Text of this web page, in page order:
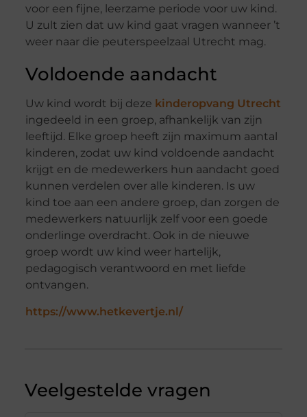
voor een fijne, leerzame periode voor uw kind.
U zult zien dat uw kind gaat vragen wanneer ’t
weer naar die peuterspeelzaal Utrecht mag.
Voldoende aandacht
Uw kind wordt bij deze kinderopvang Utrecht
ingedeeld in een groep, afhankelijk van zijn
leeftijd. Elke groep heeft zijn maximum aantal
kinderen, zodat uw kind voldoende aandacht
krijgt en de medewerkers hun aandacht goed
kunnen verdelen over alle kinderen. Is uw
kind toe aan een andere groep, dan zorgen de
medewerkers natuurlijk zelf voor een goede
onderlinge overdracht. Ook in de nieuwe
groep wordt uw kind weer hartelijk,
pedagogisch verantwoord en met liefde
ontvangen.
https://www.hetkevertje.nl/
Veelgestelde vragen